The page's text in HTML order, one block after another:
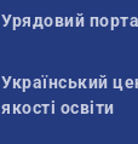
Урядовий
Український
якості освіти